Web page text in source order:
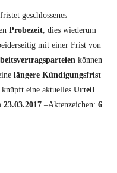
geschlossenes
Probezeit, dies wiederum
mit einer Frist von
können
längere Kündigungsfrist
knüpft eine aktuellesUrteil
23.03.2017 –Aktenzeichen:6